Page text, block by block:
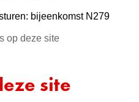
bijeenkomst N279
op deze site
site